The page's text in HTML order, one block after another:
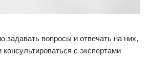
задавать вопросы и отвечать на них,
с экспертами